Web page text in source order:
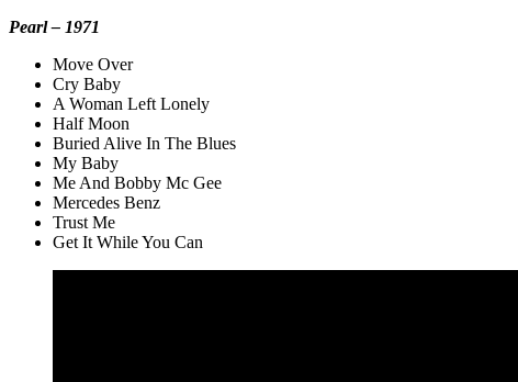
Pearl– 1971
Move Over
Cry Baby
A Woman Left Lonely
Half Moon
Buried Alive In The Blues
My Baby
Me And Bobby Mc Gee
Mercedes Benz
Trust Me
Get It While You Can